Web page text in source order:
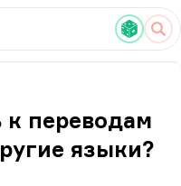
к переводам
языки?